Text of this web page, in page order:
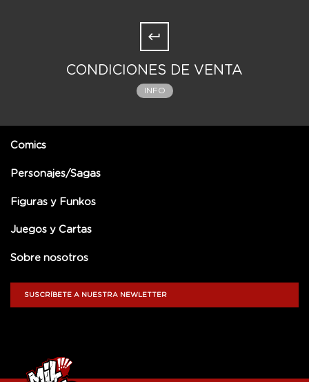
CONDICIONES DE VENTA
INFO
Comics
Personajes/Sagas
Figuras y Funkos
Juegos y Cartas
Sobre nosotros
SUSCRÍBETE A NUESTRA NEWLETTER